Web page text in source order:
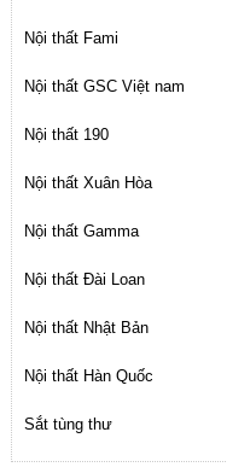
Nội thất Fami
Nội thất GSC Việt nam
Nội thất 190
Nội thất Xuân Hòa
Nội thất Gamma
Nội thất Đài Loan
Nội thất Nhật Bản
Nội thất Hàn Quốc
Sắt tùng thư